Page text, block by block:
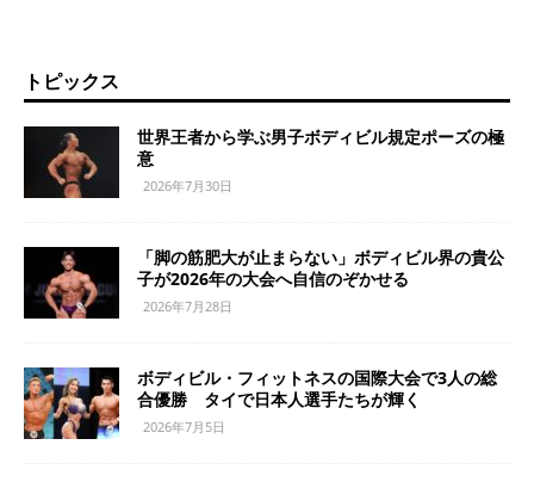
トピックス
世界王者から学ぶ男子ボディビル規定ポーズの極
意
2026年7月30日
「脚の筋肥大が止まらない」ボディビル界の貴公
子が2026年の大会へ自信のぞかせる
2026年7月28日
ボディビル・フィットネスの国際大会で3人の総
合優勝 タイで日本人選手たちが輝く
2026年7月5日